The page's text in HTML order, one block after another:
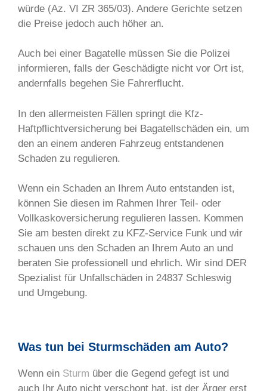
würde (Az. VI ZR 365/03). Andere Gerichte setzen
die Preise jedoch auch höher an.
Auch bei einer Bagatelle müssen Sie die Polizei
informieren, falls der Geschädigte nicht vor Ort ist,
andernfalls begehen Sie Fahrerflucht.
In den allermeisten Fällen springt die Kfz-
Haftpflichtversicherung bei Bagatellschäden ein, um
den an einem anderen Fahrzeug entstandenen
Schaden zu regulieren.
Wenn ein Schaden an Ihrem Auto entstanden ist,
können Sie diesen im Rahmen Ihrer Teil- oder
Vollkaskoversicherung regulieren lassen. Kommen
Sie am besten direkt zu KFZ-Service Funk und wir
schauen uns den Schaden an Ihrem Auto an und
beraten Sie professionell und ehrlich. Wir sind DER
Spezialist für Unfallschäden in 24837 Schleswig
und Umgebung.
Was tun bei Sturmschäden am Auto?
Wenn ein Sturm über die Gegend gefegt ist und
auch Ihr Auto nicht verschont hat, ist der Ärger erst